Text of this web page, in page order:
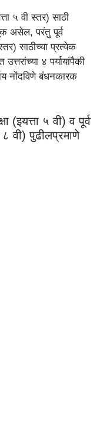
५ वी स्तर) साठी
असेल, परंतु पूर्व
स्तर) साठीच्या प्रत्येक
४ पर्यायांपैकी
नोंदविणे बंधनकारक
(इयत्ता ५ वी) व पूर्व
८ वी) पुढीलप्रमाणे